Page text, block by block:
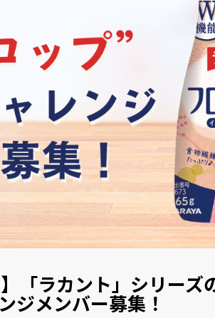
】「ラカント」シリー
ジメンバー募集！